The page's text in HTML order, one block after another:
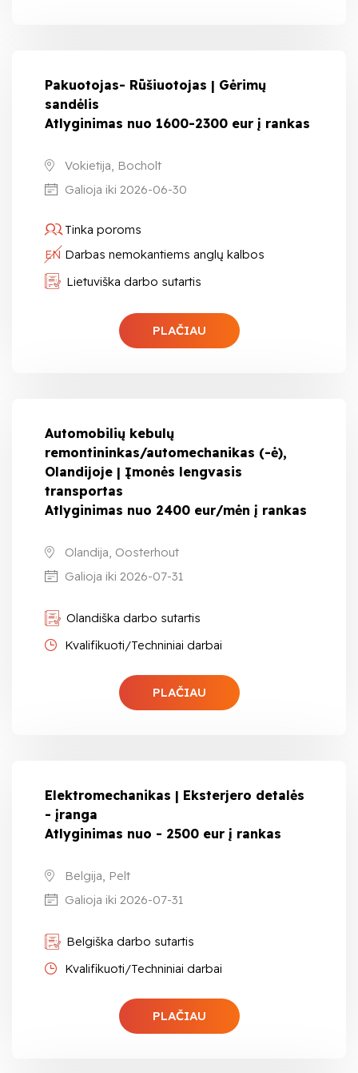
Pakuotojas- Rūšiuotojas | Gėrimų
sandėlis
Atlyginimas nuo 1600-2300 eur į rankas
Vokietija, Bocholt
Galioja iki 2026-06-30
Tinka poroms
EN Darbas nemokantiems anglų kalbos
Lietuviška darbo sutartis
PLAČIAU
Automobilių kebulų
remontininkas/automechanikas (-ė),
Olandijoje | Įmonės lengvasis
transportas
Atlyginimas nuo 2400 eur/mėn į rankas
Olandija, Oosterhout
Galioja iki 2026-07-31
Olandiška darbo sutartis
Kvalifikuoti/Techniniai darbai
PLAČIAU
Elektromechanikas | Eksterjero detalės
- įranga
Atlyginimas nuo - 2500 eur į rankas
Belgija, Pelt
Galioja iki 2026-07-31
Belgiška darbo sutartis
Kvalifikuoti/Techniniai darbai
PLAČIAU